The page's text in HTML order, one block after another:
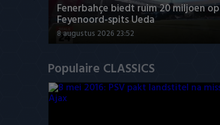
Fenerbahçe biedt ruim 20 miljoen op
Feyenoord-spits Ueda
8 augustus 2026 23:52
Populaire CLASSICS